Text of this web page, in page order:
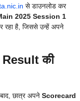
से डाउनलोड कर
2025 Session 1
रहा है, जिससे उन्हें अपने
की
छात्र अपने Scorecard